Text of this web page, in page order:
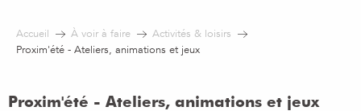
contenu
Accueil À voir à faire
Activités & loisirs
Proxim'été - Ateliers, animations et jeux
Proxim'été - Ateliers, animations et jeux